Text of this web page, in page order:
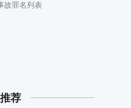
故罪名列表
荐